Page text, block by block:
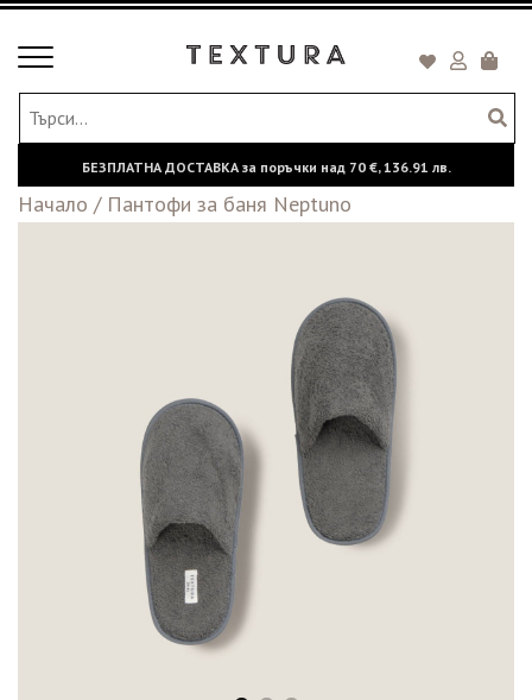
Toggle
БЕЗПЛАТНА ДОСТАВКА за поръчки над 70 €,136.91 лв.
Начало / Пантофи за баня Neptuno